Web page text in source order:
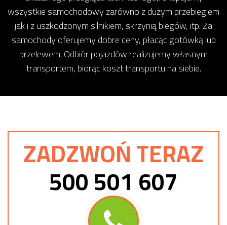
wszystkie samochodowy zarówno z dużym przebiegiem
jak i z uszkodzonym silnikiem, skrzynią biegów, itp. Za
samochody oferujemy dobre ceny, płacąc gotówką lub
przelewem. Odbiór pojazdów realizujemy własnym
transportem, biorąc koszt transportu na siebie.
ZADZWOŃ TERAZ
500 501 607